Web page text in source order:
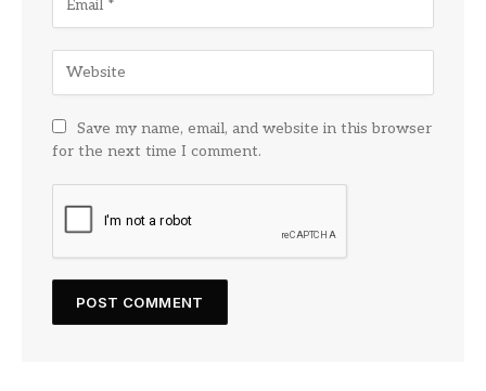
Save my name, email, and website in this browser
for the next time I comment.